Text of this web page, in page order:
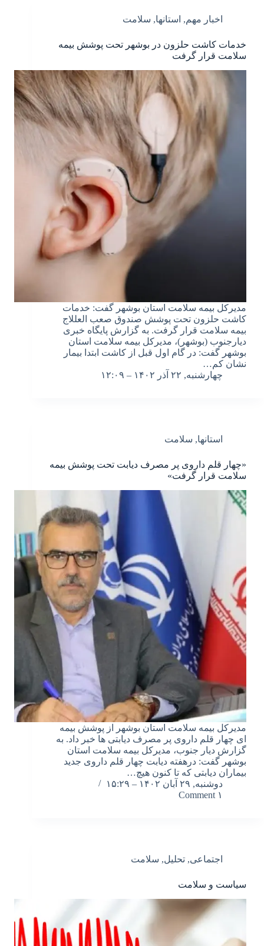
اخبار مهم, استانها, سلامت
خدمات کاشت حلزون در بوشهر تحت پوشش بیمه
سلامت قرار گرفت
مدیرکل بیمه سلامت استان بوشهر گفت: خدمات
کاشت حلزون تحت پوشش صندوق صعب العللاج
بیمه سلامت قرار گرفت. به گزارش پایگاه خبری
دیارجنوب (بوشهر)، مدیرکل بیمه سلامت استان
بوشهر گفت: در گام اول قبل از کاشت ابتدا بیمار
نشان کم…
چهارشنبه, ۲۲ آذر ۱۴۰۲ – ۱۲:۰۹
استانها, سلامت
«چهار قلم داروی پر مصرف دیابت تحت پوشش بیمه
سلامت قرار گرفت»
مدیرکل بیمه سلامت استان بوشهر از پوشش بیمه
ای چهار قلم داروی پر مصرف دیابتی ها خبر داد. به
گزارش دیار جنوب، مدیرکل بیمه سلامت استان
بوشهر گفت: درهفته دیابت چهار قلم داروی جدید
بیماران دیابتی که تا کنون هیچ…
دوشنبه, ۲۹ آبان ۱۴۰۲ – ۱۵:۲۹
۱ Comment
اجتماعی, تحلیل, سلامت
سیاست و سلامت